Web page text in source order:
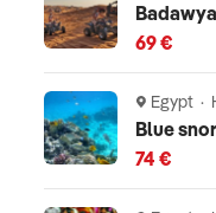
69 €
Egypt ·
Blue
74 €